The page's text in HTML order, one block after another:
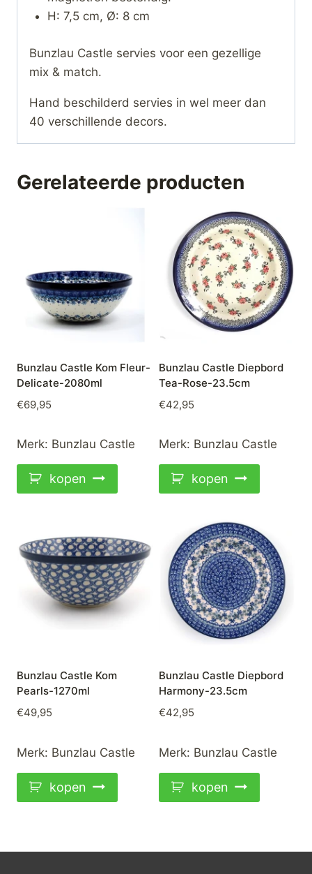
H: 7,5 cm, Ø: 8 cm
Bunzlau Castle servies voor een gezellige
mix & match.
Hand beschilderd servies in wel meer dan
40 verschillende decors.
Gerelateerde producten
Bunzlau Castle Kom Fleur-
Delicate-2080ml
€69,95
Merk: Bunzlau Castle
kopen
Bunzlau Castle Diepbord
Tea-Rose-23.5cm
€42,95
Merk: Bunzlau Castle
kopen
Bunzlau Castle Kom
Pearls-1270ml
€49,95
Merk: Bunzlau Castle
kopen
Bunzlau Castle Diepbord
Harmony-23.5cm
€42,95
Merk: Bunzlau Castle
kopen